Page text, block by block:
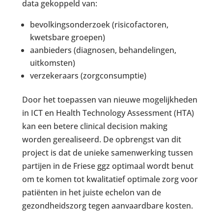
data gekoppeld van:
bevolkingsonderzoek (risicofactoren,
kwetsbare groepen)
aanbieders (diagnosen, behandelingen,
uitkomsten)
verzekeraars (zorgconsumptie)
Door het toepassen van nieuwe mogelijkheden
in ICT en Health Technology Assessment (HTA)
kan een betere clinical decision making
worden gerealiseerd. De opbrengst van dit
project is dat de unieke samenwerking tussen
partijen in de Friese ggz optimaal wordt benut
om te komen tot kwalitatief optimale zorg voor
patiënten in het juiste echelon van de
gezondheidszorg tegen aanvaardbare kosten.